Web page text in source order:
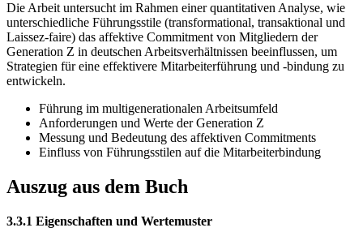
Die Arbeit untersucht im Rahmen einer quantitativen Analyse, wie
unterschiedliche Führungsstile (transformational, transaktional und
Laissez-faire) das affektive Commitment von Mitgliedern der
Generation Z in deutschen Arbeitsverhältnissen beeinflussen, um
Strategien für eine effektivere Mitarbeiterführung und -bindung zu
entwickeln.
Führung im multigenerationalen Arbeitsumfeld
Anforderungen und Werte der Generation Z
Messung und Bedeutung des affektiven Commitments
Einfluss von Führungsstilen auf die Mitarbeiterbindung
Auszug aus dem Buch
3.3.1 Eigenschaften und Wertemuster